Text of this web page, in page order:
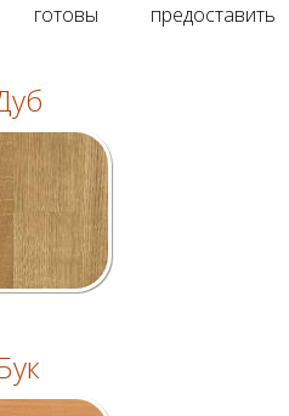
предоставить